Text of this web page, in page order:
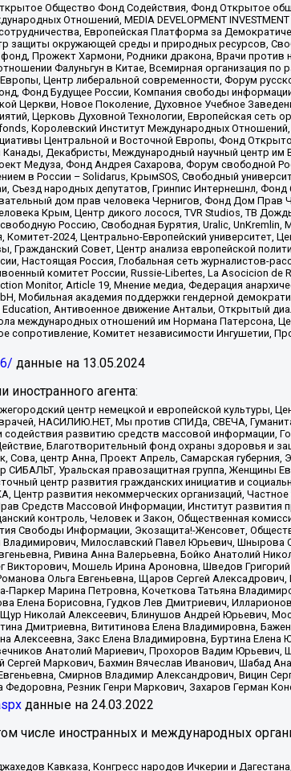
Общество Фонд Содействия, Фонд Открытое
Отношений, MEDIA DEVELOPMENT
Европейская Платформа за
окружающей среды и природных ресурсов,
Прожект Хармони, Родники дракона, Врачи против
Фалуньгун в Китае, Всемирная организация
Центр либеральной современности, Форум
Фонд Будущее России, Компания свободы
Церкви, Новое Поколение, Духовное Учебное
Церковь Духовной Технологии, Европейская
Королевский Институт Международных
Центральной и Восточной Европы, Фонд
Декабристы, Международный научный центр им
Медуза, Фонд Андрея Сахарова, Форум свободной
в России – Solidarus, КрымSOS, Свободный
Съезд народных депутатов, Гринпис Интернешнл,
дом прав человека Чернигов, Фонд Дом
Крым, Центр дикого лосося, TVR Studios, ТВ
Россию, Свободная Бурятия, Uralic,
Комитет-2024, Центрально-Европейский университет,
Совет, Центр анализа европейской
Настоящая Россия, Глобальная сеть журналистов-
комитет России, Russie-Libertes, La Asocicion
Monitor, Article 19, Мнение медиа, Федерация
Мобильная академия поддержки гендерной
Антивоенное движение Антальи, Открытый
международных отношений им Нормана Патерсона,
сопротивление, Комитет независимости Ингушетии,
данные на 13.05.2024
агента:
центр немецкой и европейской культуры,
НАСИЛИЮ.НЕТ, Мы против СПИДа, СВЕЧА,
развитию средств массовой информации,
Благотворительный фонд охраны здоровья и
Сова, центр Анна, Проект Апрель, Самарская
Уральская правозащитная группа, Женщины
центр развития гражданских инициатив и
развития некоммерческих организаций,
Средств Массовой Информации, Институт развития
контроль, Человек и Закон, Общественная
Свободы Информации, Экозащита!-Женсовет,
Владимирович, Милославский Павел Юрьевич,
Ривина Анна Валерьевна, Бойко Анатолий
Викторович, Мошель Ирина Ароновна, Шведов
Ольга Евгеньевна, Щаров Сергей
Марина Петровна, Кочеткова Татьяна
Елена Борисовна, Гудков Лев Дмитриевич,
Николай Алексеевич, Блинушов Андрей Юрьевич,
Дмитриевна, Вититинова Елена Владимировна,
Алексеевна, Закс Елена Владимировна, Буртина
Анатолий Мариевич, Прохоров Вадим Юрьевич,
Маркович, Бахмин Вячеслав Иванович, Шабад
Смирнов Владимир Александрович, Вицин
Резник Генри Маркович, Захаров Герман
данные на 24.03.2022
числе иностранных и международных
Кавказа, Конгресс народов Ичкерии и